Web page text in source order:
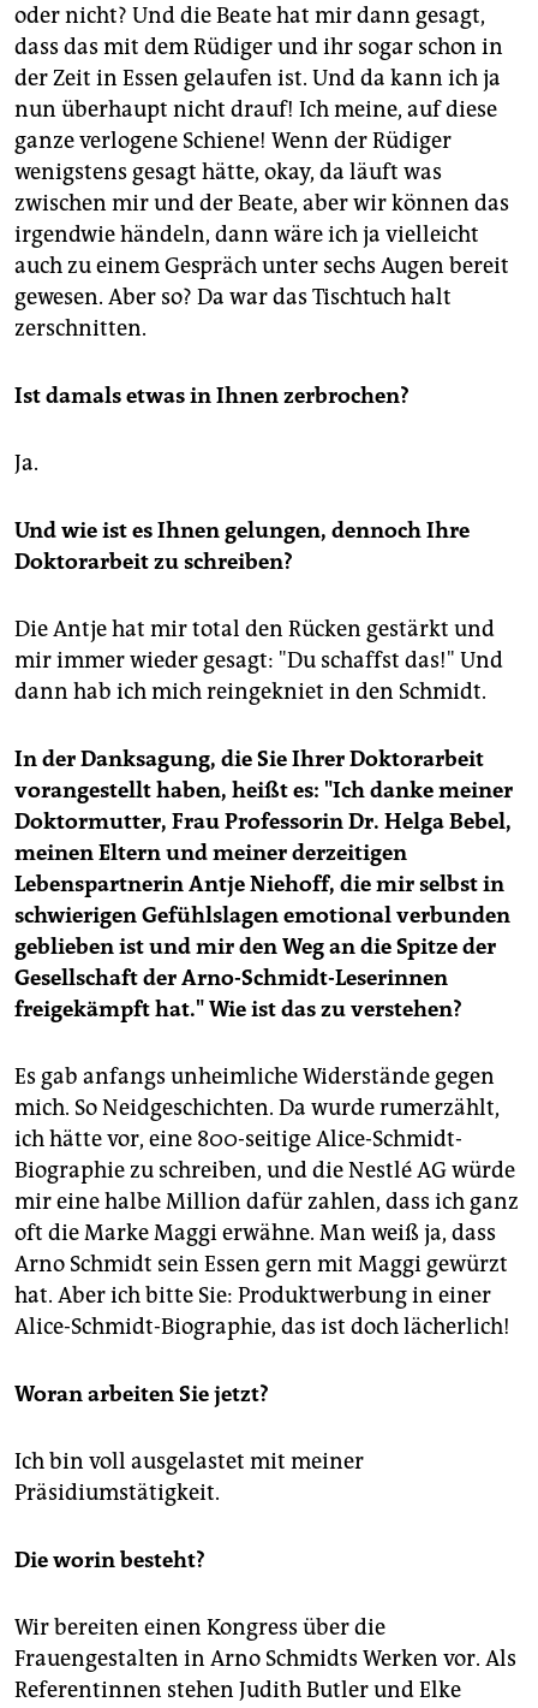
oder nicht? Und die Beate hat mir dann gesagt,
dass das mit dem Rüdiger und ihr sogar schon in
der Zeit in Essen gelaufen ist. Und da kann ich ja
nun überhaupt nicht drauf! Ich meine, auf diese
ganze verlogene Schiene! Wenn der Rüdiger
wenigstens gesagt hätte, okay, da läuft was
zwischen mir und der Beate, aber wir können das
irgendwie händeln, dann wäre ich ja vielleicht
auch zu einem Gespräch unter sechs Augen bereit
gewesen. Aber so? Da war das Tischtuch halt
zerschnitten.
Ist damals etwas in Ihnen zerbrochen?
Ja.
Und wie ist es Ihnen gelungen, dennoch Ihre
Doktorarbeit zu schreiben?
Die Antje hat mir total den Rücken gestärkt und
mir immer wieder gesagt: "Du schaffst das!" Und
dann hab ich mich reingekniet in den Schmidt.
In der Danksagung, die Sie Ihrer Doktorarbeit
vorangestellt haben, heißt es: "Ich danke meiner
Doktormutter, Frau Professorin Dr. Helga Bebel,
meinen Eltern und meiner derzeitigen
Lebenspartnerin Antje Niehoff, die mir selbst in
schwierigen Gefühlslagen emotional verbunden
geblieben ist und mir den Weg an die Spitze der
Gesellschaft der Arno-Schmidt-Leserinnen
freigekämpft hat." Wie ist das zu verstehen?
Es gab anfangs unheimliche Widerstände gegen
mich. So Neidgeschichten. Da wurde rumerzählt,
ich hätte vor, eine 800-seitige Alice-Schmidt-
Biographie zu schreiben, und die Nestlé AG würde
mir eine halbe Million dafür zahlen, dass ich ganz
oft die Marke Maggi erwähne. Man weiß ja, dass
Arno Schmidt sein Essen gern mit Maggi gewürzt
hat. Aber ich bitte Sie: Produktwerbung in einer
Alice-Schmidt-Biographie, das ist doch lächerlich!
Woran arbeiten Sie jetzt?
Ich bin voll ausgelastet mit meiner
Präsidiumstätigkeit.
Die worin besteht?
Wir bereiten einen Kongress über die
Frauengestalten in Arno Schmidts Werken vor. Als
Referentinnen stehen Judith Butler und Elke